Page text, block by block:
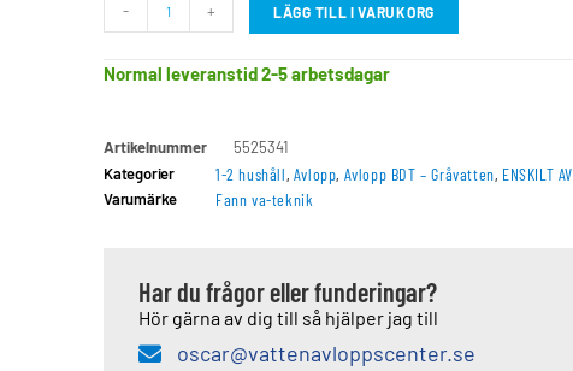
- + LÄGG TILL I VARUKORG
Normal leveranstid 2-5 arbetsdagar
Artikelnummer
5525341
Kategorier
1-2 hushåll, Avlopp, Avlopp BDT – Gråvatten, ENSKILT
Varumärke Fann va-teknik
Har du frågor eller funderingar?
Hör gärna av dig till så hjälper jag till
oscar@vattenavloppscenter.se